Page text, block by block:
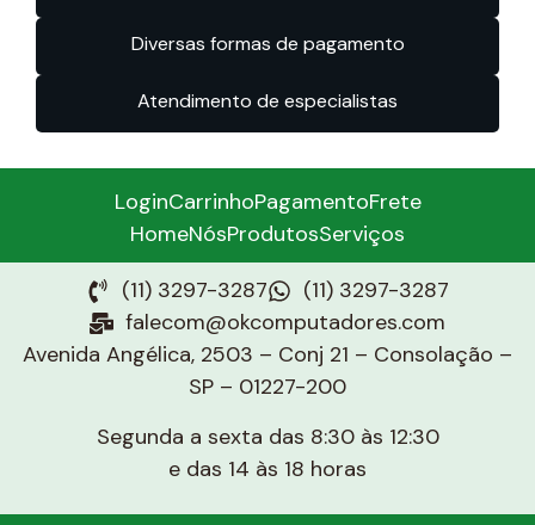
Diversas formas de pagamento
Atendimento de especialistas
LoginCarrinhoPagamentoFrete
HomeNósProdutosServiços
(11) 3297-3287
(11) 3297-3287
falecom@okcomputadores.com
Avenida Angélica, 2503 – Conj 21 – Consolação –
SP – 01227-200
Segunda a sexta das 8:30 às 12:30
e das 14 às 18 horas